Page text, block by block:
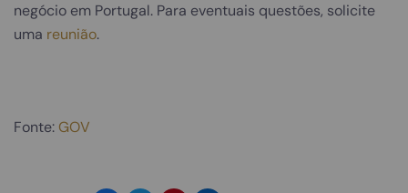
negócio em Portugal. Para eventuais questões, solicite
uma reunião.
Fonte: GOV